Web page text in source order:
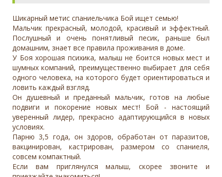
Шикарный метис спаниельчика Бой ищет семью!
Мальчик прекрасный, молодой, красивый и эффектный.
Послушный и очень понятливый песик, раньше был
домашним, знает все правила проживания в доме.
У Боя хорошая психика, малыш не боится новых мест и
шумных компаний, преимущественно выбирает для себя
одного человека, на которого будет ориентироваться и
ловить каждый взгляд.
Он душевный и преданный мальчик, готов на любые
подвиги и покорение новых мест! Бой - настоящий
уверенный лидер, прекрасно адаптирующийся в новых
условиях.
Парню 3,5 года, он здоров, обработан от паразитов,
вакцинирован, кастрирован, размером со спаниеля,
совсем компактный.
Если вам приглянулся малыш, скорее звоните и